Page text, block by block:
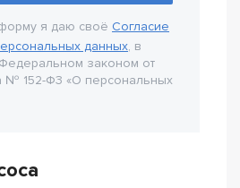
я даю своё Согласие
данных, в
Федеральном законом от
№ 152-Ф3 «О персональных